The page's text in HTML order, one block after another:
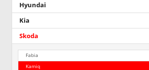
Hyundai
Kia
Skoda
Fabia
Kamiq